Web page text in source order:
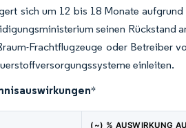
sich um 12 bis 18 Monate
seinen Rückstand
Frachtflugzeuge oder Betreiber
einleiten.
*
(~) % AUSWIRKUNG